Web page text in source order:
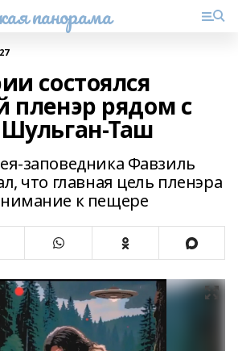
панорама
состоялся
пленэр рядом с
Таш
заповедника Фавзиль
что главная цель пленэра
к пещере